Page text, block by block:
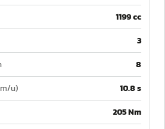
1199 cc
3
8
u)
10.8 s
205 Nm